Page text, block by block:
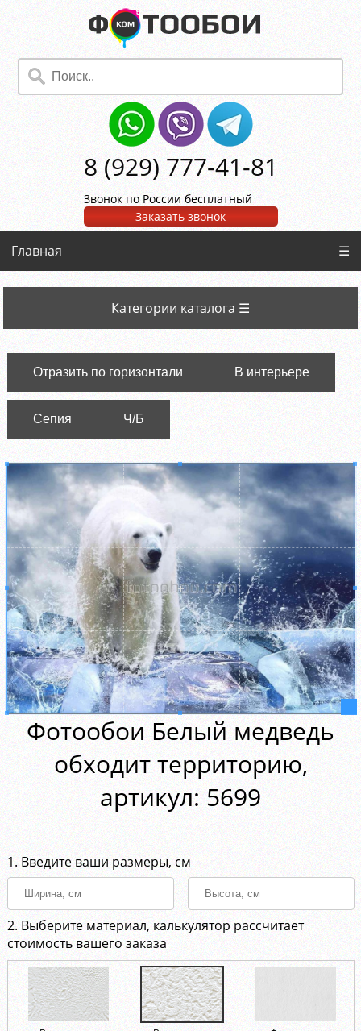
8 (929) 777-41-81
Звонок по России бесплатный
Заказать звонок
Главная ☰
Категории каталога ☰
Отразить по горизонтали В интерьере
Сепия Ч/Б
Фотообои Белый медведь
обходит территорию,
aртикул: 5699
1. Введите ваши размеры, см
2. Выберите материал, калькулятор рассчитает
стоимость вашего заказа